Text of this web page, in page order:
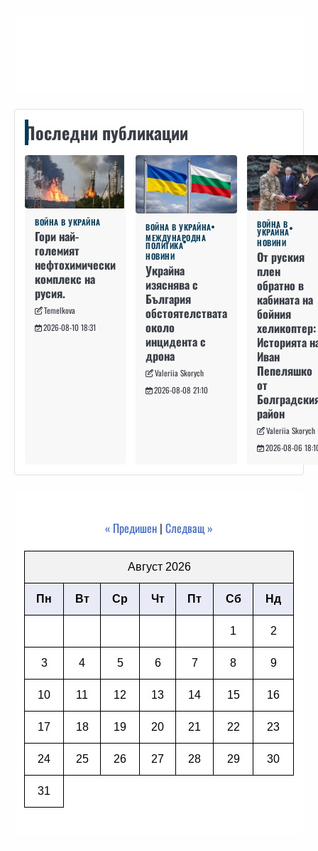
Последни публикации
ВОЙНА В УКРАЙНА
Гори най-
големият
нефтохимически
комплекс на
русия.
Temelkova
2026-08-10 18:31
ВОЙНА В УКРАЙНА
МЕЖДУНАРОДНА
ПОЛИТИКА
НОВИНИ
Украйна
изяснява с
България
обстоятелствата
около
инцидента с
дрона
Valeriia Skorych
2026-08-08 21:10
ВОЙНА В
УКРАЙНА
НОВИНИ
От руския
плен
обратно в
кабината на
бойния
хеликоптер:
Историята
Иван
Пепеляшко
от
район
Valeriia Skorych
2026-08-06
« Предишен | Следващ »
Август 2026
Пн Вт Ср Чт Пт Сб Нд
1 2
3 4 5 6 7 8 9
10 11 12 13 14 15 16
17 18 19 20 21 22 23
24 25 26 27 28 29 30
31